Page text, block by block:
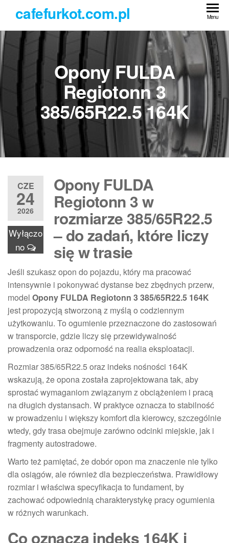
treści
cafefurkot.com.pl Menu
Opony FULDA
Regiotonn 3
385/65R22.5 164K
CZE
24
2026
Wyłączo
no
Opony FULDA
Regiotonn 3 w
rozmiarze 385/65R22.5
– do zadań, które liczy
się w trasie
Jeśli szukasz opon do pojazdu, który ma pracować
intensywnie i pokonywać dystanse bez zbędnych przerw,
model Opony FULDA Regiotonn 3 385/65R22.5 164K
jest propozycją stworzoną z myślą o codziennym
użytkowaniu. To ogumienie przeznaczone do zastosowań
w transporcie, gdzie liczy się przewidywalność
prowadzenia oraz odporność na realia eksploatacji.
Rozmiar 385/65R22.5 oraz indeks nośności 164K
wskazują, że opona została zaprojektowana tak, aby
sprostać wymaganiom związanym z obciążeniem i pracą
na długich dystansach. W praktyce oznacza to stabilność
w prowadzeniu i większy komfort dla kierowcy, szczególnie
wtedy, gdy trasa obejmuje zarówno odcinki miejskie, jak i
fragmenty autostradowe.
Warto też pamiętać, że dobór opon ma znaczenie nie tylko
dla osiągów, ale również dla bezpieczeństwa. Prawidłowy
rozmiar i właściwa specyfikacja to fundament, by
zachować odpowiednią charakterystykę pracy ogumienia
w różnych warunkach.
Co oznacza indeks 164K i